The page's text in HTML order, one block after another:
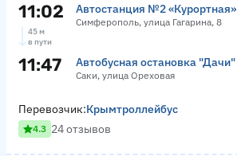
11:02 Автостанция №2 «Курортная»
Симферополь, улица Гагарина, 8
45 м
в пути
11:47 Автобусная остановка "Дачи"
Саки, улица Ореховая
Перевозчик:Крымтроллейбус
4.3 24 отзывов